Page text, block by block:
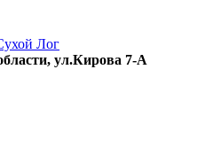
Лог
ул.Кирова 7-А